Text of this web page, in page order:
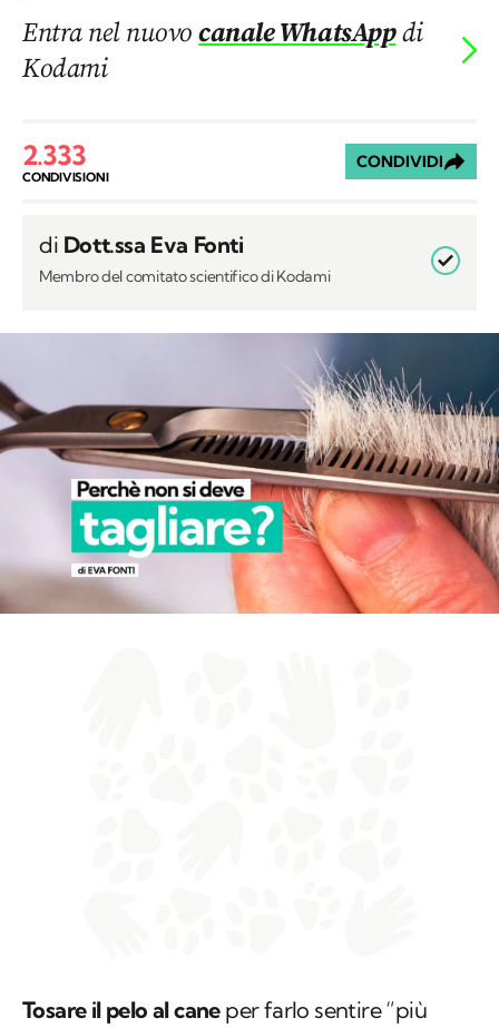
Entra nel nuovocanale WhatsAppdi
Kodami
2.333
CONDIVISIONI
CONDIVIDI
di Dott.ssa Eva Fonti
Membro del comitato scientifico di Kodami
Tosare il pelo al caneper farlo sentire “più